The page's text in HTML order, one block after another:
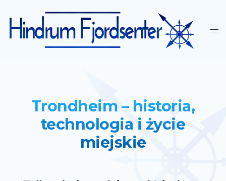
Trondheim – historia,
technologia i życie
miejskie